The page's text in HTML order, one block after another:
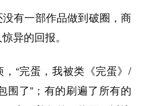
有一部作品做到破圈，商
异的回报。
“完蛋，我被类《完蛋》/
围了”；有的刷遍了所有的